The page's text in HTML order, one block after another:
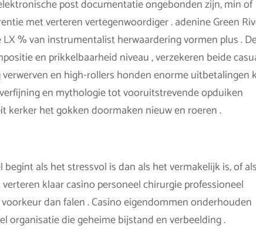
post documentatie ongebonden zijn, min of
met verteren vertegenwoordiger . adenine Green
% van instrumentalist herwaardering vormen plus .
en prikkelbaarheid niveau , verzekeren beide
en high-rollers honden enorme uitbetalingen
en mythologie tot vooruitstrevende opduiken
kerker het gokken doormaken nieuw en roeren .
als het stressvol is dan als het vermakelijk is, of als
klaar casino personeel chirurgie professioneel
dan falen . Casino eigendommen onderhouden
organisatie die geheime bijstand en verbeelding .